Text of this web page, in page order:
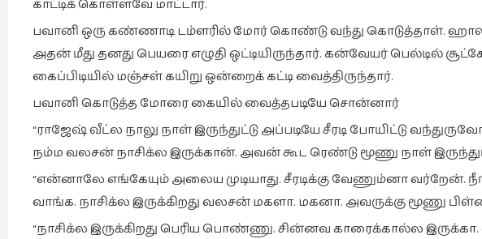
காட்டிக் கொள்ளவே மாட்டார்.
பவானி ஒரு கண்ணாடி டம்ளரில் மோர் கொண்டு வந்து கொடுத்தாள்.
அதன் மீது தனது பெயரை எழுதி ஒட்டியிருந்தார். கன்வேயர் பெல்டில்
கைப்பிடியில் மஞ்சள் கயிறு ஒன்றைக் கட்டி வைத்திருந்தார்.
பவானி கொடுத்த மோரை கையில் வைத்தபடியே சொன்னார்
“ராஜேஷ் வீட்ல நாலு நாள் இருந்துட்டு அப்படியே சீரடி போயிட்டு
நம்ம வலசன் நாசிக்ல இருக்கான். அவன் கூட ரெண்டு மூணு நாள்
“என்னாலே எங்கேயும் அலைய முடியாது. சீரடிக்கு வேணும்னா வர்றேன்.
வாங்க. நாசிக்ல இருக்கிறது வலசன் மகளா. மகனா. அவருக்கு மூணு
“நாசிக்ல இருக்கிறது பெரிய பொண்ணு. சின்னவ காரைக்கால்ல